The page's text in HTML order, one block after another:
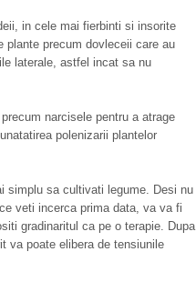
in cele mai fierbinti si insorite
plante precum dovleceii care au
laterale, astfel incat sa nu
narcisele pentru a atrage
polenizarii plantelor
simplu sa cultivati legume. Desi nu
veti incerca prima data, va va fi
gradinaritul ca pe o terapie. Dupa
va poate elibera de tensiunile